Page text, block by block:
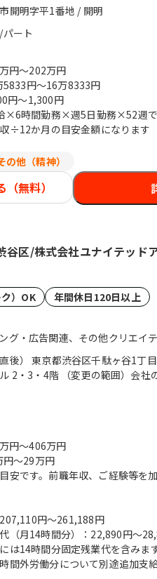
開明字平1番地 / 開明
ート
円〜202万円
5833円〜16万8333円
円～1,300円
×6時間勤務×週5日勤務×52週
÷12か月の目安金額になります
の他（精神）
無料）
谷区/株式会社ユナイテッド
）OK
年間休日120日以上
グ・広告関連、その他クリエイ
直後） 東京都渋谷区千駄ヶ谷1丁
会社の定める勤務地 / 千駄ケ谷、国立
円〜406万円
円〜29万円
安です。前職年収、ご経験等を
円～261,188円
（月14時間分）：22,890円～
は14時間分固定残業代を含みます
間外労働分について別途追加支給